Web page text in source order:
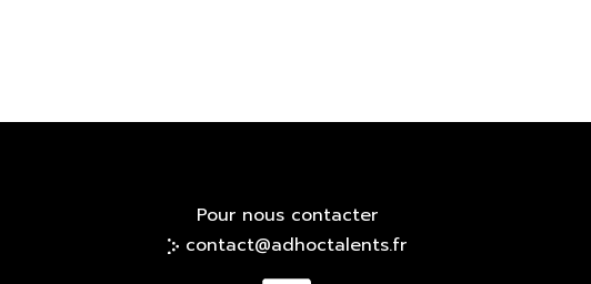
Pour nous contacter
contact@adhoctalents.fr